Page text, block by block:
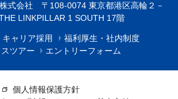
式会社 〒108-0074 東京都港区高輪２－
LINKPILLAR 1 SOUTH 17階
キャリア採用
福利厚生・社内制度
ツアー
エントリーフォーム
個人情報保護方針